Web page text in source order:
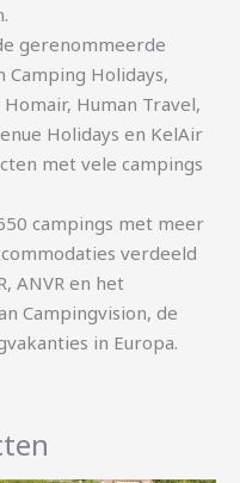
gerenommeerde
Camping Holidays,
Human Travel,
Holidays en KelAir
met vele campings
campings met meer
verdeeld
ANVR en het
Campingvision, de
in Europa.